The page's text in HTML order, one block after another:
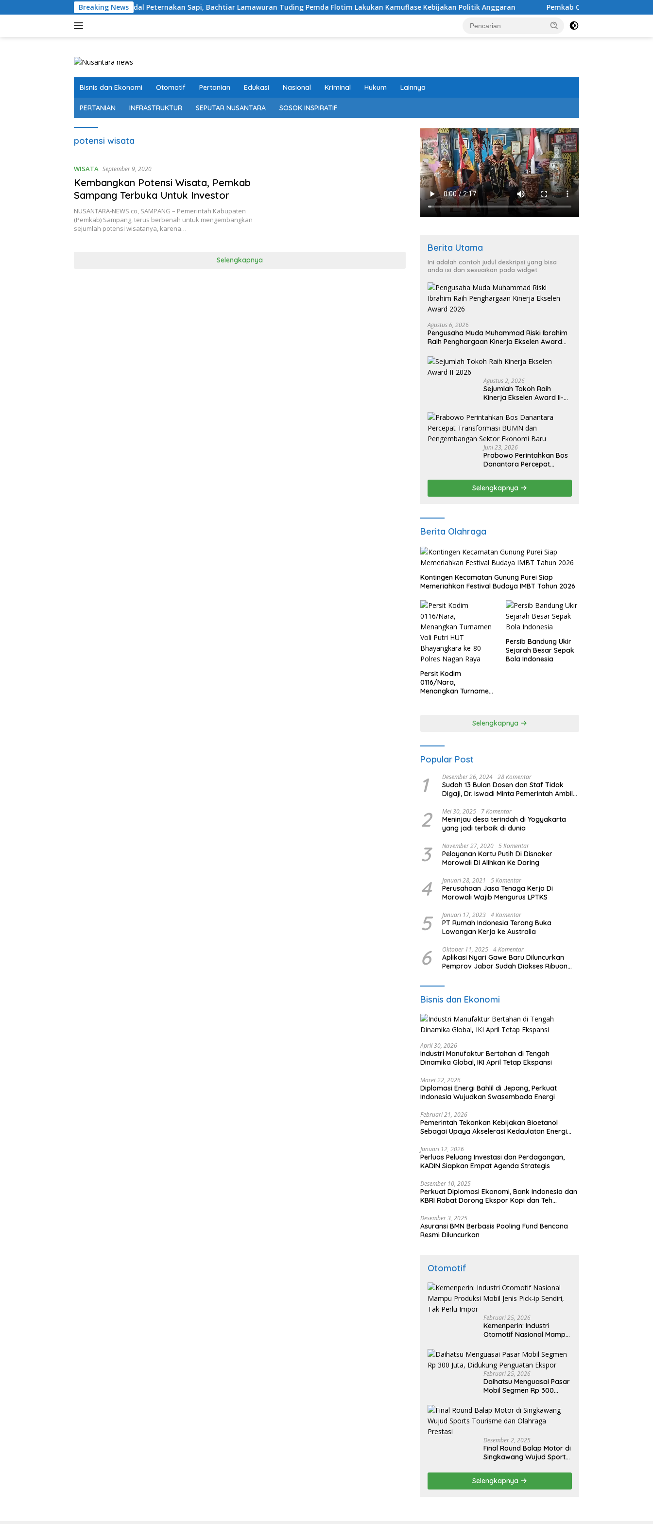
ke
Breaking News
Soroti Belanja Modal Peternakan Sapi, Bachtiar Lamawuran Tuding Pemda Flotim Lakukan Kamuflase Kebijakan Politik Anggaran Pemkab OKU Selatan Bedah Rumah dan
Bisnis dan Ekonomi Otomotif Pertanian Edukasi Nasional Kriminal Hukum Lainnya
PERTANIAN INFRASTRUKTUR SEPUTAR NUSANTARA SOSOK INSPIRATIF
potensi wisata
WISATA September 9, 2020
Kembangkan Potensi Wisata, Pemkab
Sampang Terbuka Untuk Investor
NUSANTARA-NEWS.co, SAMPANG – Pemerintah Kabupaten
(Pemkab) Sampang, terus berbenah untuk mengembangkan
sejumlah potensi wisatanya, karena…
Selengkapnya
Berita Utama
Ini adalah contoh judul deskripsi yang bisa
anda isi dan sesuaikan pada widget
Agustus 6, 2026
Pengusaha Muda Muhammad Riski Ibrahim
Raih Penghargaan Kinerja Ekselen Award
Agustus 2, 2026
Sejumlah Tokoh Raih
Kinerja Ekselen Award II-
Juni 23, 2026
Prabowo Perintahkan Bos
Danantara Percepat
Pengembangan Sektor
Ekonomi Baru
Selengkapnya
Berita Olahraga
Kontingen Kecamatan Gunung Purei Siap
Memeriahkan Festival Budaya IMBT Tahun 2026
Persit Kodim
0116/Nara,
Menangkan Turnamen
Persib Bandung Ukir
Sejarah Besar Sepak
Bola Indonesia
Selengkapnya
Popular Post
1 Desember 26, 2024 28 Komentar
Sudah 13 Bulan Dosen dan Staf Tidak
Digaji, Dr. Iswadi Minta Pemerintah Ambil
2 Mei 30, 2025 7 Komentar
Meninjau desa terindah di Yogyakarta
yang jadi terbaik di dunia
3 November 27, 2020 5 Komentar
Pelayanan Kartu Putih Di Disnaker
Morowali Di Alihkan Ke Daring
4 Januari 28, 2021 5 Komentar
Perusahaan Jasa Tenaga Kerja Di
Morowali Wajib Mengurus LPTKS
5 Januari 17, 2023 4 Komentar
PT Rumah Indonesia Terang Buka
Lowongan Kerja ke Australia
6 Oktober 11, 2025 4 Komentar
Aplikasi Nyari Gawe Baru Diluncurkan
Pemprov Jabar Sudah Diakses Ribuan
Bisnis dan Ekonomi
April 30, 2026
Industri Manufaktur Bertahan di Tengah
Dinamika Global, IKI April Tetap Ekspansi
Maret 22, 2026
Diplomasi Energi Bahlil di Jepang, Perkuat
Indonesia Wujudkan Swasembada Energi
Februari 21, 2026
Pemerintah Tekankan Kebijakan Bioetanol
Sebagai Upaya Akselerasi Kedaulatan Energi
Januari 12, 2026
Perluas Peluang Investasi dan Perdagangan,
KADIN Siapkan Empat Agenda Strategis
Desember 10, 2025
Perkuat Diplomasi Ekonomi, Bank Indonesia dan
KBRI Rabat Dorong Ekspor Kopi dan Teh
Desember 3, 2025
Asuransi BMN Berbasis Pooling Fund Bencana
Resmi Diluncurkan
Otomotif
Februari 25, 2026
Kemenperin: Industri
Otomotif Nasional Mampu
ip Sendiri, Tak Perlu Impor
Februari 25, 2026
Daihatsu Menguasai Pasar
Mobil Segmen Rp 300
Ekspor
Desember 2, 2025
Final Round Balap Motor di
Singkawang Wujud Sports
Prestasi
Selengkapnya